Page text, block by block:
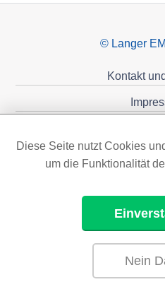
© Langer
Kontakt
Diese Seite nutzt Cookies
um die Funktionalität
Nein